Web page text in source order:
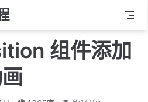
组件添加